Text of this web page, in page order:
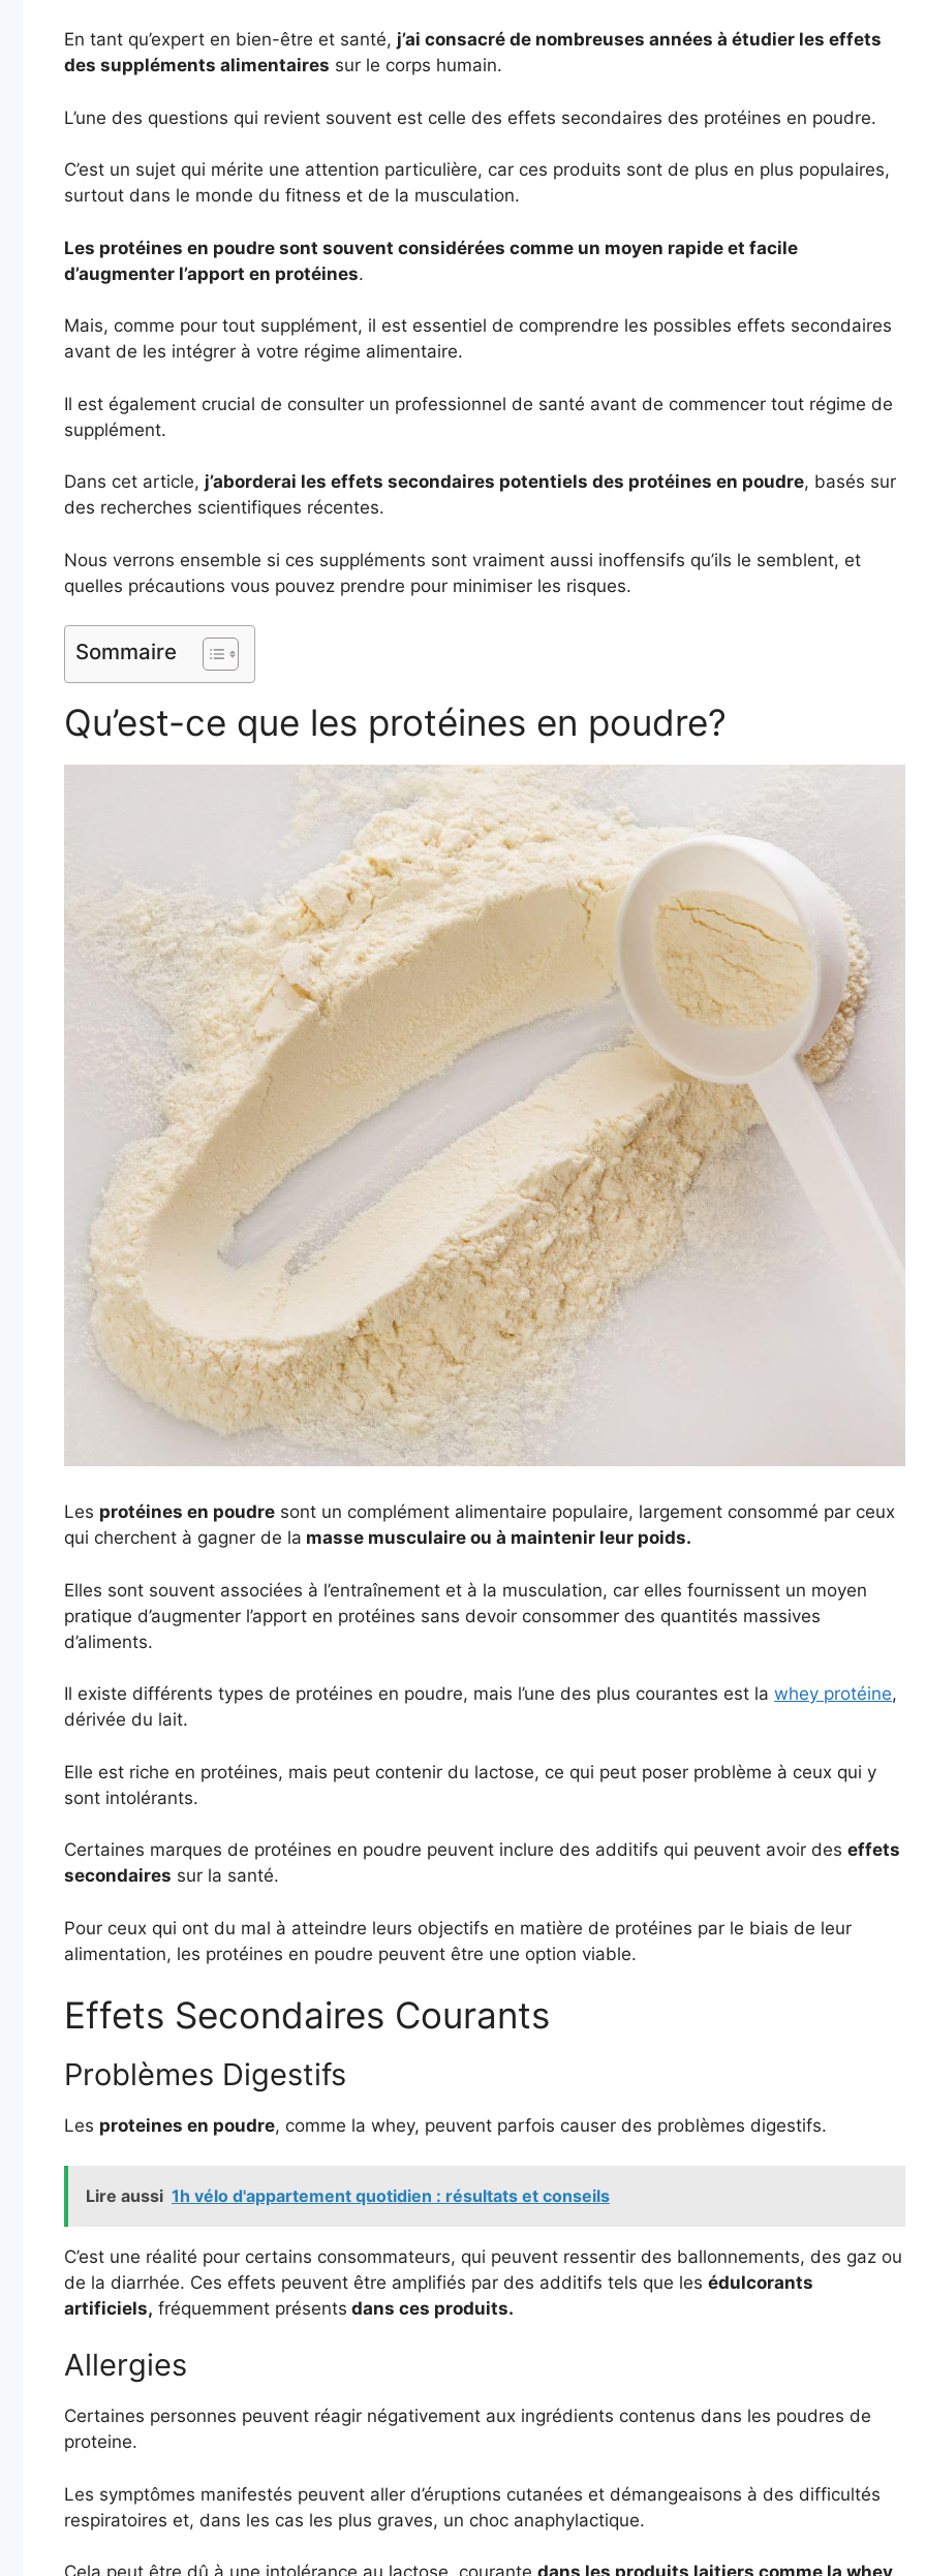
En tant qu’expert en bien-être et santé, j’ai consacré de nombreuses années à étudier les effets
des suppléments alimentaires sur le corps humain.
L’une des questions qui revient souvent est celle des effets secondaires des protéines en poudre.
C’est un sujet qui mérite une attention particulière, car ces produits sont de plus en plus populaires,
surtout dans le monde du fitness et de la musculation.
Les protéines en poudre sont souvent considérées comme un moyen rapide et facile
d’augmenter l’apport en protéines.
Mais, comme pour tout supplément, il est essentiel de comprendre les possibles effets secondaires
avant de les intégrer à votre régime alimentaire.
Il est également crucial de consulter un professionnel de santé avant de commencer tout régime de
supplément.
Dans cet article, j’aborderai les effets secondaires potentiels des protéines en poudre, basés sur
des recherches scientifiques récentes.
Nous verrons ensemble si ces suppléments sont vraiment aussi inoffensifs qu’ils le semblent, et
quelles précautions vous pouvez prendre pour minimiser les risques.
Sommaire
Qu’est-ce que les protéines en poudre?
Les protéines en poudre sont un complément alimentaire populaire, largement consommé par ceux
qui cherchent à gagner de la masse musculaire ou à maintenir leur poids.
Elles sont souvent associées à l’entraînement et à la musculation, car elles fournissent un moyen
pratique d’augmenter l’apport en protéines sans devoir consommer des quantités massives
d’aliments.
Il existe différents types de protéines en poudre, mais l’une des plus courantes est la whey protéine,
dérivée du lait.
Elle est riche en protéines, mais peut contenir du lactose, ce qui peut poser problème à ceux qui y
sont intolérants.
Certaines marques de protéines en poudre peuvent inclure des additifs qui peuvent avoir des effets
secondaires sur la santé.
Pour ceux qui ont du mal à atteindre leurs objectifs en matière de protéines par le biais de leur
alimentation, les protéines en poudre peuvent être une option viable.
Effets Secondaires Courants
Problèmes Digestifs
Les proteines en poudre, comme la whey, peuvent parfois causer des problèmes digestifs.
Lire aussi 1h vélo d'appartement quotidien : résultats et conseils
C’est une réalité pour certains consommateurs, qui peuvent ressentir des ballonnements, des gaz ou
de la diarrhée. Ces effets peuvent être amplifiés par des additifs tels que les édulcorants
artificiels, fréquemment présents dans ces produits.
Allergies
Certaines personnes peuvent réagir négativement aux ingrédients contenus dans les poudres de
proteine.
Les symptômes manifestés peuvent aller d’éruptions cutanées et démangeaisons à des difficultés
respiratoires et, dans les cas les plus graves, un choc anaphylactique.